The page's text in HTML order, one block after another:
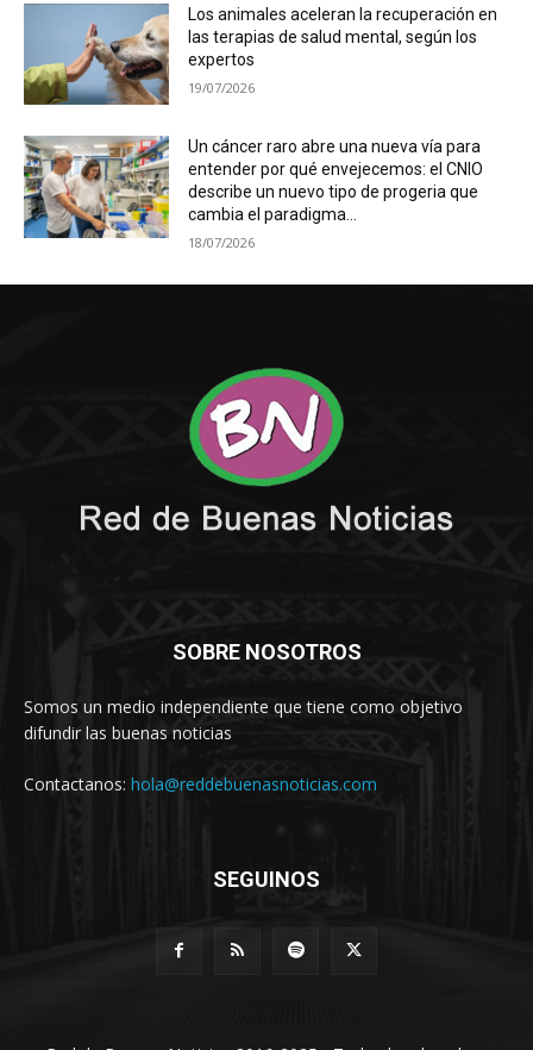
Los animales aceleran la recuperación en
las terapias de salud mental, según los
expertos
19/07/2026
Un cáncer raro abre una nueva vía para
entender por qué envejecemos: el CNIO
describe un nuevo tipo de progeria que
cambia el paradigma...
18/07/2026
SOBRE NOSOTROS
Somos un medio independiente que tiene como objetivo
difundir las buenas noticias
Contactanos: hola@reddebuenasnoticias.com
SEGUINOS